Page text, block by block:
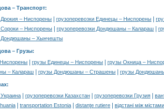
– Транспорт:
Дрокия – Ниспорены
грузоперевозки Единецы – Ниспорены
Сороки – Ниспорены грузоперевозки Дондюшаны – Калараш
Дондюшаны – Хынчешты
– Грузы:
грузы Единецы – Ниспорены грузы Окница –
– Калараш грузы Дондюшаны – Страшены грузы
:
Украина
грузоперевозки Казахстан грузоперевозки Грузия
transportation Estonia distanţe rutiere відстані між містами